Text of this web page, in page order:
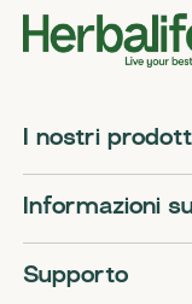
I nostri
Informazioni
Supporto